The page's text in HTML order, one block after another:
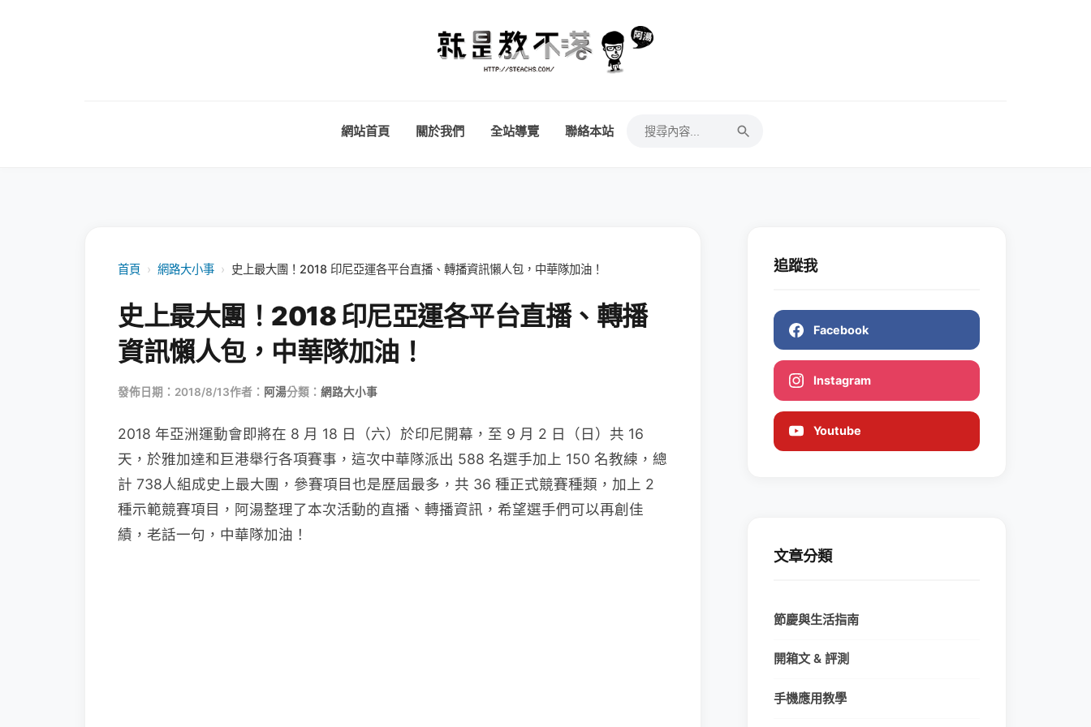
網站首頁 關於我們 全站導覽 聯絡本站
首頁 › 網路大小事 › 史上最大團！2018 印尼亞運各平台直播、轉播資訊懶人包，中華隊加油！
史上最大團！2018 印尼亞運各平台直播、轉播
資訊懶人包，中華隊加油！
發佈日期：2018/8/13作者： 阿湯分類： 網路大小事
2018 年亞洲運動會即將在 8 月 18 日（六）於印尼開幕，至 9 月 2 日（日）共 16
天，於雅加達和巨港舉行各項賽事，這次中華隊派出 588 名選手加上 150 名教練，總
計 738人組成史上最大團，參賽項目也是歷屆最多，共 36 種正式競賽種類，加上 2
種示範競賽項目，阿湯整理了本次活動的直播、轉播資訊，希望選手們可以再創佳
績，老話一句，中華隊加油！
追蹤我
Facebook
Instagram
Youtube
文章分類
節慶與生活指南
開箱文 & 評測
手機應用教學